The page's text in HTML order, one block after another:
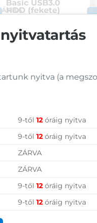
Basic USB3.0
HDD (fekete)
Kategória:Külső HDD
Gyártó:
Azonosító:
37192
nyitva (a
9-től 12óráig nyitva
9-től 12óráig nyitva
ZÁRVA
ZÁRVA
9-től 12óráig nyitva
9-től 12óráig nyitva